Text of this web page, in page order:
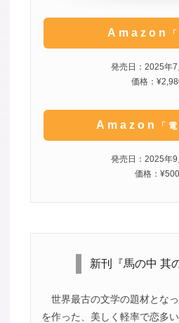
Amazon
発売日：2025年7
価格：
Amazon 「
発売日：2025年9
価格：¥500
新刊『馬の中 其
世界最古の文学の題材とな
を作った、美しく軽率で恋多